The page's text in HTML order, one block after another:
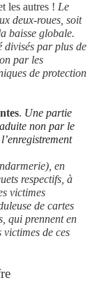
les autres ! Le
deux-roues, soit
baisse globale.
divisés par plus de
par les
de protection
. Une partie
non par le
en
respectifs, à
victimes
de cartes
qui prennent en
de ces